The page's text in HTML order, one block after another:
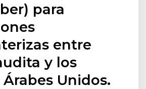
para
entre
y los
Unidos.